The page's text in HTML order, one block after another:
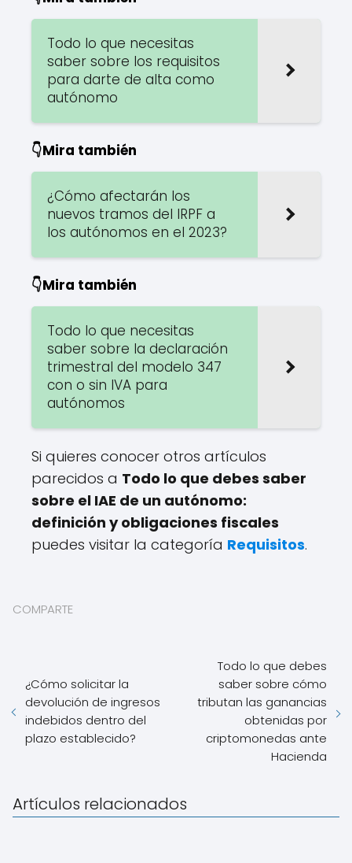
Todo lo que necesitas
saber sobre los requisitos
para darte de alta como
autónomo
👇Mira también
¿Cómo afectarán los
nuevos tramos del IRPF a
los autónomos en el 2023?
👇Mira también
Todo lo que necesitas
saber sobre la declaración
trimestral del modelo 347
con o sin IVA para
autónomos
Si quieres conocer otros artículos
parecidos a Todo lo que debes saber
sobre el IAE de un autónomo:
definición y obligaciones fiscales
puedes visitar la categoría Requisitos.
COMPARTE
¿Cómo solicitar la
devolución de ingresos
indebidos dentro del
plazo establecido?
Todo lo que debes
saber sobre cómo
tributan las ganancias
obtenidas por
criptomonedas ante
Hacienda
Artículos relacionados